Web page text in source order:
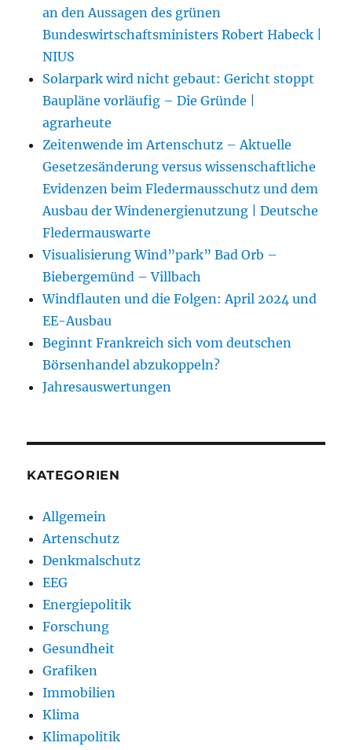
an den Aussagen des grünen
Bundeswirtschaftsministers Robert Habeck |
NIUS
Solarpark wird nicht gebaut: Gericht stoppt
Baupläne vorläufig – Die Gründe |
agrarheute
Zeitenwende im Artenschutz – Aktuelle
Gesetzesänderung versus wissenschaftliche
Evidenzen beim Fledermausschutz und dem
Ausbau der Windenergienutzung | Deutsche
Fledermauswarte
Visualisierung Wind”park” Bad Orb –
Biebergemünd – Villbach
Windflauten und die Folgen: April 2024 und
EE-Ausbau
Beginnt Frankreich sich vom deutschen
Börsenhandel abzukoppeln?
Jahresauswertungen
KATEGORIEN
Allgemein
Artenschutz
Denkmalschutz
EEG
Energiepolitik
Forschung
Gesundheit
Grafiken
Immobilien
Klima
Klimapolitik